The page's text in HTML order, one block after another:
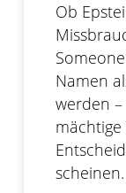
Ob
Namen
werden
scheinen.